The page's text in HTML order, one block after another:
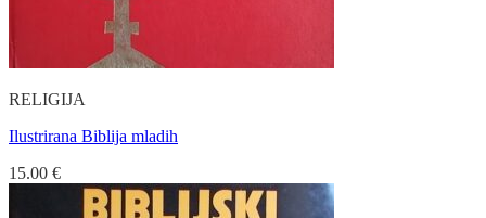
RELIGIJA
Ilustrirana Biblija mladih
15.00 €